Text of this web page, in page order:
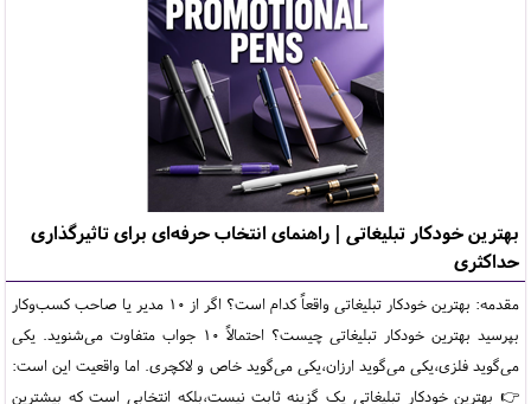
بهترین خودکار تبلیغاتی | راهنمای انتخاب حرفه‌ای برای تاثیرگذاری
حداکثری
مقدمه: بهترین خودکار تبلیغاتی واقعاً کدام است؟ اگر از 10 مدیر یا صاحب کسب‌وکار
بپرسید بهترین خودکار تبلیغاتی چیست؟ احتمالاً 10 جواب متفاوت می‌شنوید. یکی
می‌گوید فلزی،یکی می‌گوید ارزان،یکی می‌گوید خاص و لاکچری. اما واقعیت این است:
👉 بهترین خودکار تبلیغاتی یک گزینه ثابت نیست،بلکه انتخابی است که بیشترین